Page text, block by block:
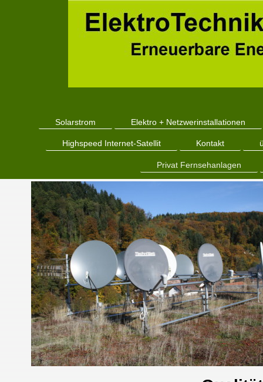
Solarstrom Elektro + Netzwerinstallationen
Highspeed Internet-Satellit Kontakt
Privat Fernsehanlagen